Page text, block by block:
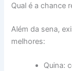
Qual é a chance
Além da sena,
melhores:
Quina: